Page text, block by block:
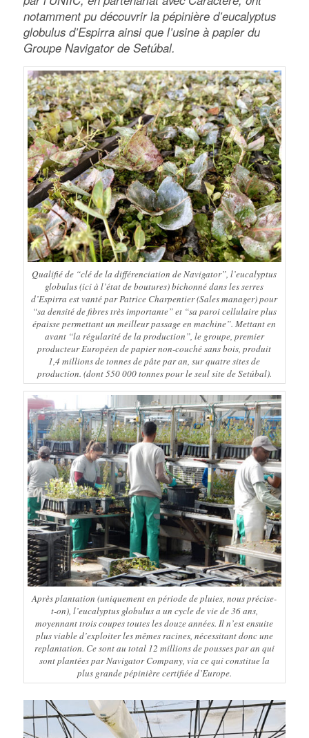
notamment pu découvrir la pépinière d’eucalyptus
globulus d’Espirra ainsi que l’usine à papier du
Groupe Navigator de Setúbal.
Qualifié de “clé de la différenciation de Navigator” , l’eucalyptus
globulus (ici à l’état de boutures) bichonné dans les serres
d’Espirra est vanté par Patrice Charpentier (Sales manager) pour
“sa densité de fibres très importante”et “sa paroi cellulaire plus
épaisse permettant un meilleur passage en machine”. Mettant en
avant “la régularité de la production”, le groupe, premier
producteur Européen de papier non-couché sans bois, produit
1,4 millions de tonnes de pâte par an, sur quatre sites de
production. (dont 550 000 tonnes pour le seul site de Setúbal).
Après plantation (uniquement en période de pluies, nous précise-
t-on), l’eucalyptus globulus a un cycle de vie de 36 ans,
moyennant trois coupes toutes les douze années. Il n’est ensuite
plus viable d’exploiter les mêmes racines, nécessitant donc une
replantation. Ce sont au total 12 millions de pousses par an qui
sont plantées par Navigator Company, via ce qui constitue la
plus grande pépinière certifiée d’Europe.